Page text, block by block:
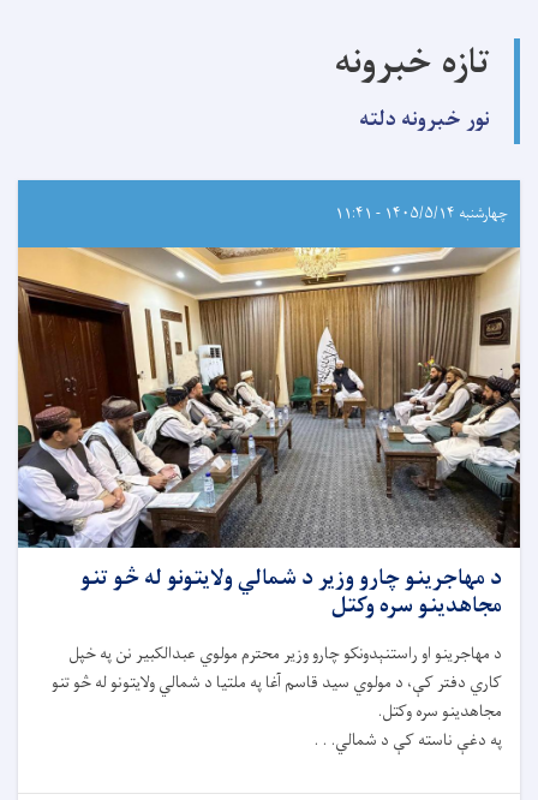
تازه خبرونه
نور خبرونه دلته
چهارشنبه ۱۴۰۵/۵/۱۴ - ۱۱:۴۱
د مهاجرینو چارو وزیر د شمالي ولایتونو له څو تنو
مجاهدینو سره وکتل
د مهاجرینو او راستنېدونکو چارو وزیر محترم مولوي عبدالکبیر نن په خپل
کاري دفتر کې، د مولوي سید قاسم آغا په ملتیا د شمالي ولایتونو له څو تنو
مجاهدینو سره وکتل.
په دغې ناسته کې د شمالي. . .